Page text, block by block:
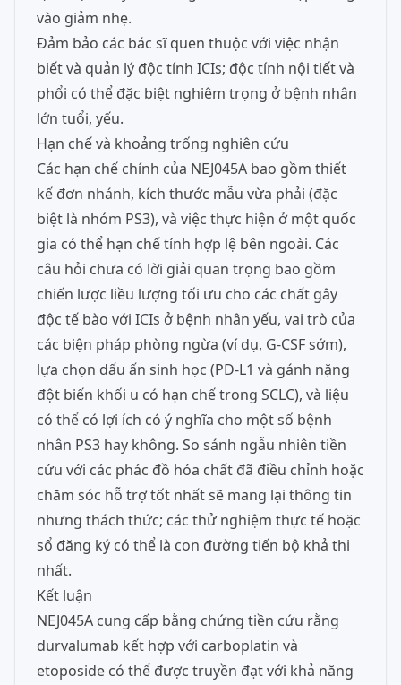
vào giảm nhẹ.
Đảm bảo các bác sĩ quen thuộc với việc nhận
biết và quản lý độc tính ICIs; độc tính nội tiết và
phổi có thể đặc biệt nghiêm trọng ở bệnh nhân
lớn tuổi, yếu.
Hạn chế và khoảng trống nghiên cứu
Các hạn chế chính của NEJ045A bao gồm thiết
kế đơn nhánh, kích thước mẫu vừa phải (đặc
biệt là nhóm PS3), và việc thực hiện ở một quốc
gia có thể hạn chế tính hợp lệ bên ngoài. Các
câu hỏi chưa có lời giải quan trọng bao gồm
chiến lược liều lượng tối ưu cho các chất gây
độc tế bào với ICIs ở bệnh nhân yếu, vai trò của
các biện pháp phòng ngừa (ví dụ, G-CSF sớm),
lựa chọn dấu ấn sinh học (PD-L1 và gánh nặng
đột biến khối u có hạn chế trong SCLC), và liệu
có thể có lợi ích có ý nghĩa cho một số bệnh
nhân PS3 hay không. So sánh ngẫu nhiên tiền
cứu với các phác đồ hóa chất đã điều chỉnh hoặc
chăm sóc hỗ trợ tốt nhất sẽ mang lại thông tin
nhưng thách thức; các thử nghiệm thực tế hoặc
sổ đăng ký có thể là con đường tiến bộ khả thi
nhất.
Kết luận
NEJ045A cung cấp bằng chứng tiền cứu rằng
durvalumab kết hợp với carboplatin và
etoposide có thể được truyền đạt với khả năng